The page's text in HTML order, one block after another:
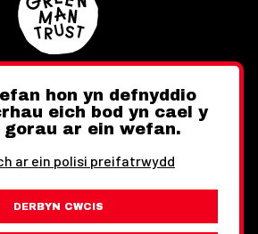
Instagram
hon yn defnyddio
eich bod yn cael y
gorau ar ein wefan.
ar ein polisi preifatrwydd
DERBYN CWCIS